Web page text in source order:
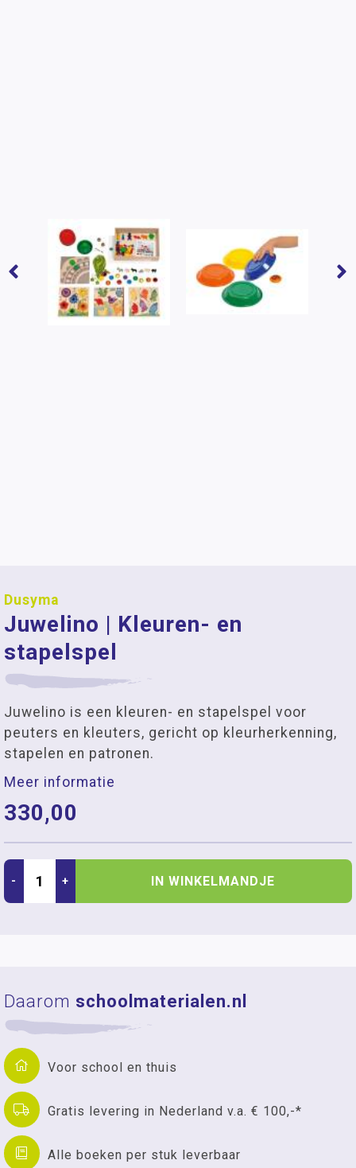
Dusyma
Juwelino | Kleuren- en
stapelspel
Juwelino is een kleuren- en stapelspel voor
peuters en kleuters, gericht op kleurherkenning,
stapelen en patronen.
Meer informatie
330,00
- + IN WINKELMANDJE
Daarom schoolmaterialen.nl
Voor school en thuis
Gratis levering in Nederland v.a. € 100,-*
Alle boeken per stuk leverbaar